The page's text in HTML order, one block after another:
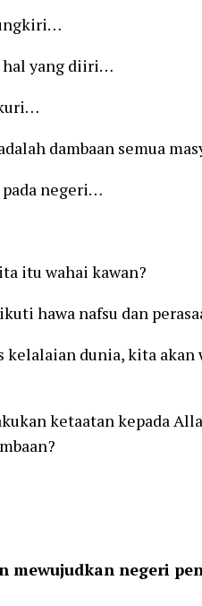
hal yang diiri…
dambaan semua
pada negeri…
itu wahai kawan?
hawa nafsu dan
kelalaian dunia, kita akan
ketaatan kepada
mewujudkan negeri